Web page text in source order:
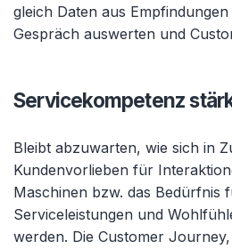
gleich Daten aus
Gespräch auswerten und
Servicekompetenz
Bleibt abzuwarten, wie sich in
Kundenvorlieben für
Maschinen bzw. das Bedürfnis
Serviceleistungen und
werden. Die Customer